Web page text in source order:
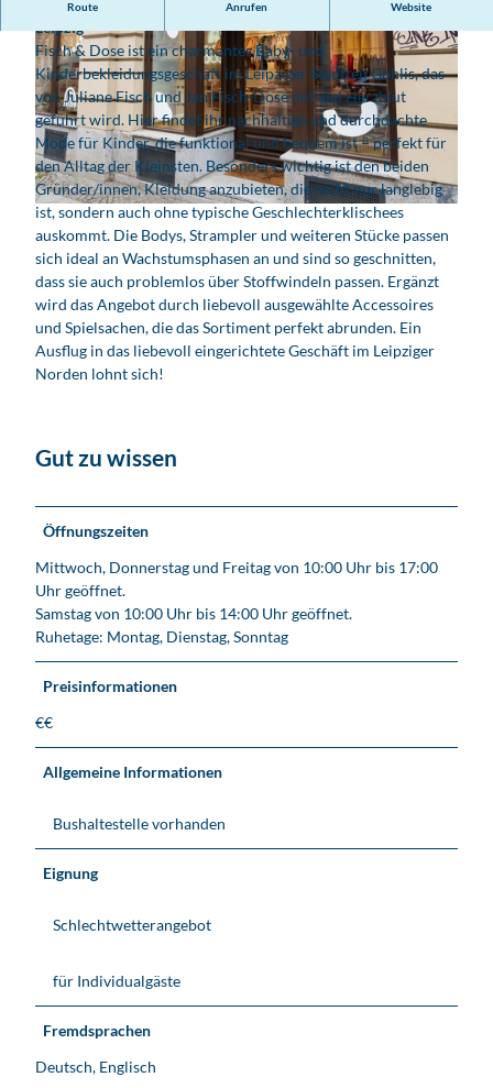
© www.timhard.com, Tim Hard Media für ELODIS | KI-optimiert | CC-BY
© www.timhard.com, Tim Hard Media für ELODIS | KI-optimiert | CC-BY
Route Anrufen Website
Nachhaltige Kindermode, die mitwächst – bei Fisch & Dose in
Leipzig
Fisch & Dose ist ein charmantes Baby- und
Kinderbekleidungsgeschäft im Leipziger Stadtteil Gohlis, das
von Juliane Fisch und Jan Fisch-Dose mit viel Herzblut
geführt wird. Hier findet ihr nachhaltige und durchdachte
Mode für Kinder, die funktional und bequem ist – perfekt für
den Alltag der Kleinsten. Besonders wichtig ist den beiden
Gründer/innen, Kleidung anzubieten, die nicht nur langlebig
ist, sondern auch ohne typische Geschlechterklischees
auskommt. Die Bodys, Strampler und weiteren Stücke passen
sich ideal an Wachstumsphasen an und sind so geschnitten,
dass sie auch problemlos über Stoffwindeln passen. Ergänzt
wird das Angebot durch liebevoll ausgewählte Accessoires
und Spielsachen, die das Sortiment perfekt abrunden. Ein
Ausflug in das liebevoll eingerichtete Geschäft im Leipziger
Norden lohnt sich!
Gut zu wissen
Öffnungszeiten
Mittwoch, Donnerstag und Freitag von 10:00 Uhr bis 17:00
Uhr geöffnet.
Samstag von 10:00 Uhr bis 14:00 Uhr geöffnet.
Ruhetage: Montag, Dienstag, Sonntag
Preisinformationen
€€
Allgemeine Informationen
Bushaltestelle vorhanden
Eignung
Schlechtwetterangebot
für Individualgäste
Fremdsprachen
Deutsch, Englisch